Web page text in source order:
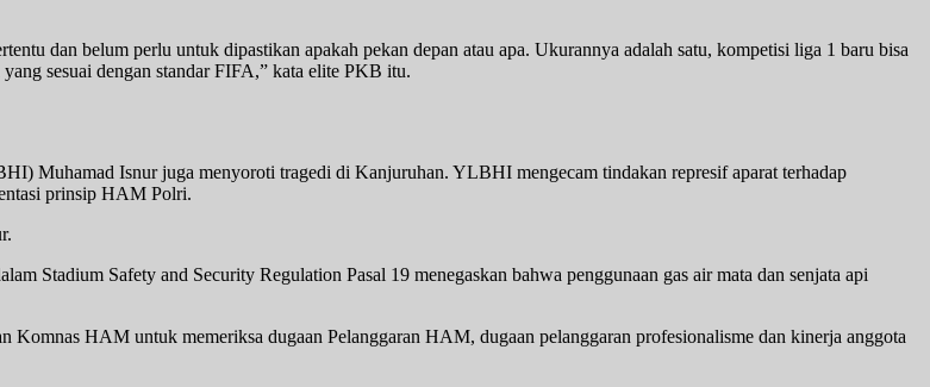
dan belum perlu untuk dipastikan apakah pekan depan atau apa. Ukurannya adalah satu, kompetisi liga 1 baru bisa
sesuai dengan standar FIFA,” kata elite PKB itu.
Muhamad Isnur juga menyoroti tragedi di Kanjuruhan. YLBHI mengecam tindakan represif aparat terhadap
prinsip HAM Polri.
Stadium Safety and Security Regulation Pasal 19 menegaskan bahwa penggunaan gas air mata dan senjata api
Komnas HAM untuk memeriksa dugaan Pelanggaran HAM, dugaan pelanggaran profesionalisme dan kinerja anggota